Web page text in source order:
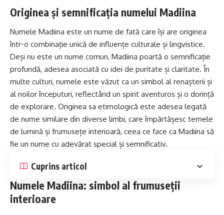
Originea și semnificația numelui Madiina
Numele Madiina este un nume de fată care își are originea
într-o combinație unică de influențe culturale și lingvistice.
Deși nu este un nume comun, Madiina poartă o semnificație
profundă, adesea asociată cu idei de puritate și claritate. În
multe culturi, numele este văzut ca un simbol al renașterii și
al noilor începuturi, reflectând un spirit aventuros și o dorință
de explorare. Originea sa etimologică este adesea legată
de nume similare din diverse limbi, care împărtășesc temele
de lumină și frumusețe interioară, ceea ce face ca Madiina să
fie un nume cu adevărat special și semnificativ.
Cuprins articol
Numele Madiina: simbol al frumuseții
interioare